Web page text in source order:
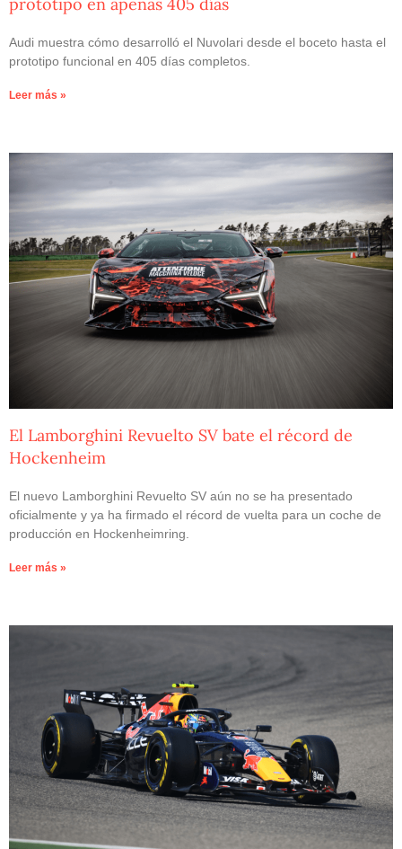
Audi muestra cómo desarrolló el Nuvolari desde el boceto hasta el
prototipo funcional en 405 días completos.
Leer más »
El Lamborghini Revuelto SV bate el récord de
Hockenheim
El nuevo Lamborghini Revuelto SV aún no se ha presentado
oficialmente y ya ha firmado el récord de vuelta para un coche de
producción en Hockenheimring.
Leer más »